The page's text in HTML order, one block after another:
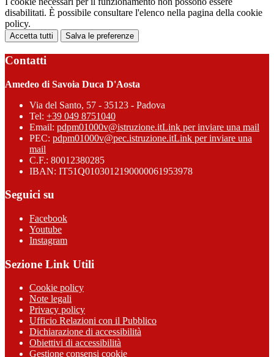
disabilitati. È possibile consultare l'elenco nella pagina della cookie
policy.
Accetta tutti Salva le preferenze
Contatti
Amedeo di Savoia Duca D'Aosta
Via del Santo, 57 - 35123 - Padova
Tel: +39 049 8751040
Email: pdpm01000v@istruzione.itLink per inviare una mail
PEC: pdpm01000v@pec.istruzione.itLink per inviare una
mail
C.F.: 80012380285
IBAN: IT51Q0103012190000061953978
Seguici su
Facebook
Youtube
Instagram
Sezione Link Utili
Cookie policy
Note legali
Privacy policy
Ufficio Relazioni con il Pubblico
Dichiarazione di accessibilità
Obiettivi di accessibilità
Gestione consensi cookie